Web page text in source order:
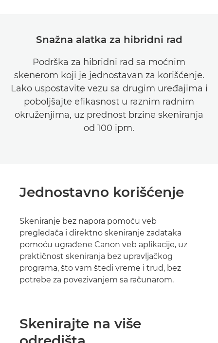
Snažna alatka za hibridni rad
Podrška za hibridni rad sa moćnim
skenerom koji je jednostavan za korišćenje.
Lako uspostavite vezu sa drugim uređajima i
poboljšajte efikasnost u raznim radnim
okruženjima, uz prednost brzine skeniranja
od 100 ipm.
Jednostavno korišćenje
Skeniranje bez napora pomoću veb
pregledača i direktno skeniranje zadataka
pomoću ugrađene Canon veb aplikacije, uz
praktičnost skeniranja bez upravljačkog
programa, što vam štedi vreme i trud, bez
potrebe za povezivanjem sa računarom.
Skenirajte na više